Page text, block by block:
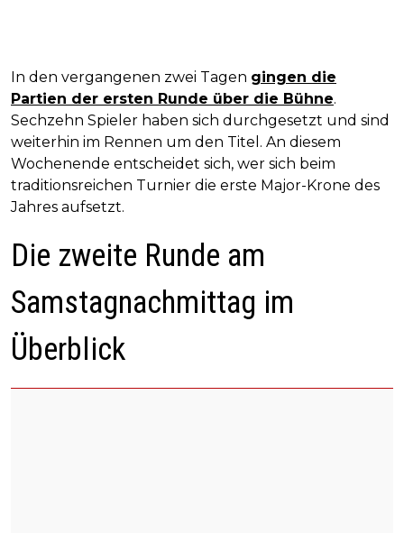
In den vergangenen zwei Tagen gingen die
Partien der ersten Runde über die Bühne.
Sechzehn Spieler haben sich durchgesetzt und sind
weiterhin im Rennen um den Titel. An diesem
Wochenende entscheidet sich, wer sich beim
traditionsreichen Turnier die erste Major-Krone des
Jahres aufsetzt.
Die zweite Runde am
Samstagnachmittag im
Überblick